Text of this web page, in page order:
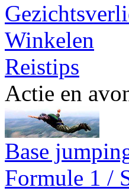
Winkelen
Reistips
Actie en
Base
Formule 1 /